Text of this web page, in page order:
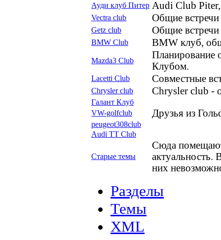
Ауди клуб Питер Audi Club
Vectra club Общие встречи
Getz club Общие встречи
BMW Club BMW клуб,
Mazda3 Club
Планирование
Клубом.
Lacetti Club Совместные
Сhrysler club Сhrysler club -
Галант Клуб
VW-golfclub
Друзья из
peugeot308club
Audi TT Club
Старые темы
Сюда
актуальность.
них
Разделы
Темы
XML